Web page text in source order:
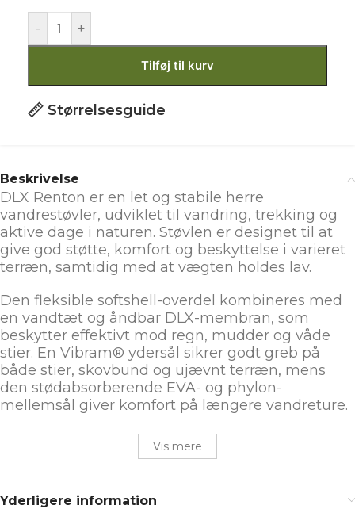
- +
Tilføj til kurv
Størrelsesguide
Beskrivelse
DLX Renton er en let og stabile herre
vandrestøvler, udviklet til vandring, trekking og
aktive dage i naturen. Støvlen er designet til at
give god støtte, komfort og beskyttelse i varieret
terræn, samtidig med at vægten holdes lav.
Den fleksible softshell-overdel kombineres med
en vandtæt og åndbar DLX-membran, som
beskytter effektivt mod regn, mudder og våde
stier. En Vibram® ydersål sikrer godt greb på
både stier, skovbund og ujævnt terræn, mens
den stødabsorberende EVA- og phylon-
mellemsål giver komfort på længere vandreture.
Vis mere
Yderligere information